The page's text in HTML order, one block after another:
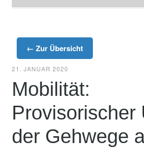
← Zur Übersicht
21. JANUAR 2020
Mobilität:
Provisorischer
der Gehwege